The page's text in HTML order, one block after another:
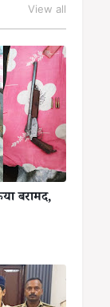
View all
बरामद,